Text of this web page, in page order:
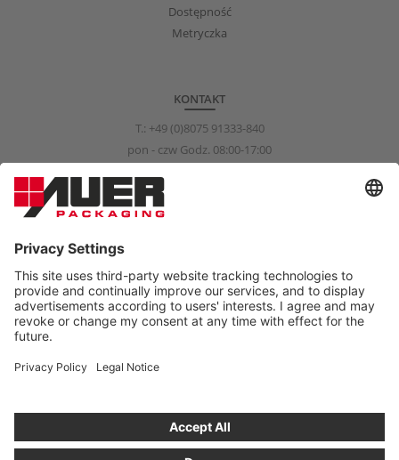
Dostępność
Metryczka
KONTAKT
T.: +49 (0)8075 91333-840
pon - czw Godz. 08:00-17:00
info@auer-packaging.com
KLIENT INDYWIDUALNY?
W chwili obecnej dokonujesz zakupów jako klient biznesowy.
W sklepie dla klientów indywidualnych każda podana cena zawiera
podatek VAT, a ponadto obowiązuje 14-dniowy termin zwrotu